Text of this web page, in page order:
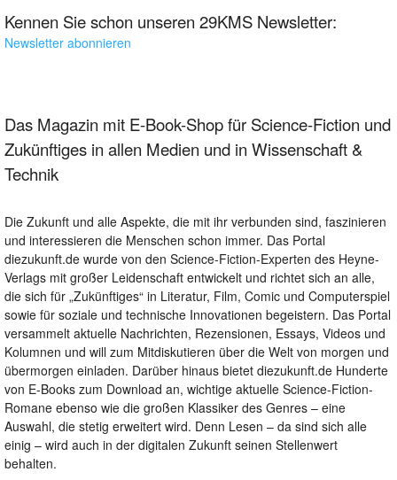
Kennen Sie schon unseren 29KMS Newsletter:
Newsletter abonnieren
Das Magazin mit E-Book-Shop für Science-Fiction und
Zukünftiges in allen Medien und in Wissenschaft &
Technik
Die Zukunft und alle Aspekte, die mit ihr verbunden sind, faszinieren
und interessieren die Menschen schon immer. Das Portal
diezukunft.de wurde von den Science-Fiction-Experten des Heyne-
Verlags mit großer Leidenschaft entwickelt und richtet sich an alle,
die sich für „Zukünftiges“ in Literatur, Film, Comic und Computerspiel
sowie für soziale und technische Innovationen begeistern. Das Portal
versammelt aktuelle Nachrichten, Rezensionen, Essays, Videos und
Kolumnen und will zum Mitdiskutieren über die Welt von morgen und
übermorgen einladen. Darüber hinaus bietet diezukunft.de Hunderte
von E-Books zum Download an, wichtige aktuelle Science-Fiction-
Romane ebenso wie die großen Klassiker des Genres – eine
Auswahl, die stetig erweitert wird. Denn Lesen – da sind sich alle
einig – wird auch in der digitalen Zukunft seinen Stellenwert
behalten.